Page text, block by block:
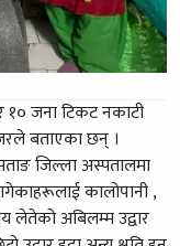
जना टिकट नकाटी
बताएका छन् ।
जिल्ला अस्पतालमा
कालोपानी ,
लेतेको अबिलम्म उद्वार